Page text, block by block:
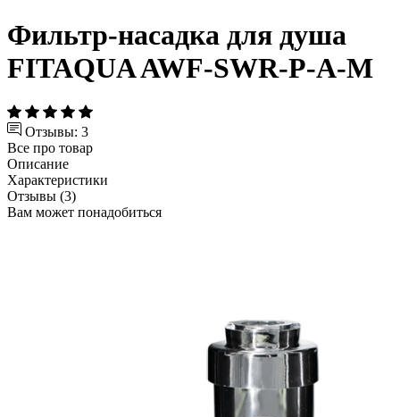
Фильтр-насадка для душа
FITAQUA AWF-SWR-P-A-M
Отзывы: 3
Все про товар
Описание
Характеристики
Отзывы (3)
Вам может понадобиться